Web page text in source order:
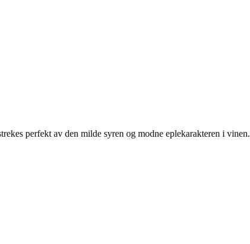
perfekt av den milde syren og modne eplekarakteren i vinen.